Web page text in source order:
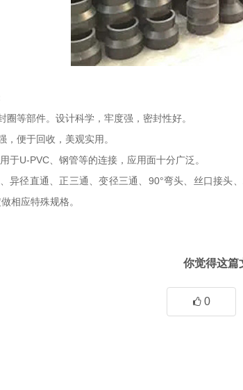
等部件。设计科学，牢度强，密封性好。
便于回收，美观实用。
于U-PVC、钢管等的连接，应用面十分广泛。
异径直通、正三通、变径三通、90°弯头、丝口接
相应特殊规格。
你觉得这篇
0